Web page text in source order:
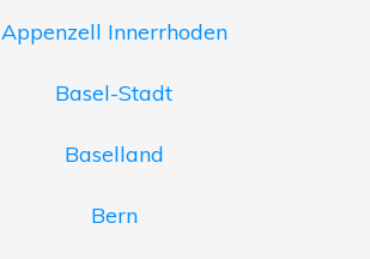
Appenzell Innerrhoden
Basel-Stadt
Baselland
Bern